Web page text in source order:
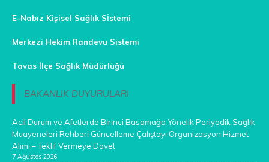
E-Nabız Kişisel Sağlık Sİstemi
Merkezi Hekim Randevu Sistemi
Tavas İlçe Sağlık Müdürlüğü
BAKANLIK DUYURULARI
Acil Durum ve Afetlerde Birinci Basamağa Yönelik Periyodik Sağlık
Muayeneleri Rehberi Güncelleme Çalıştayı Organizasyon Hizmet
Alımı – Teklif Vermeye Davet
7 Ağustos 2026